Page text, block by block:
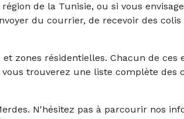
de la Tunisie, ou si vous
du courrier, de recevoir des colis
zones résidentielles. Chacun de ces
trouverez une liste complète des
N'hésitez pas à parcourir nos